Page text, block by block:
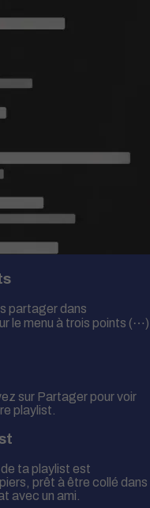
partager dans
le menu à trois points (⋯)
sur Partager pour voir
playlist.
de ta playlist est
prêt à être collé dans
avec un ami.